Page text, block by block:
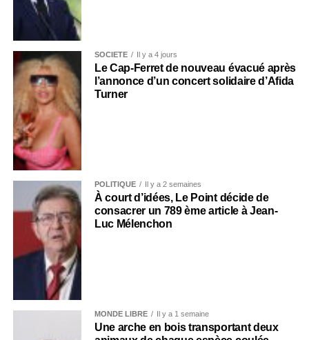
SOCIÉTÉ Il y a 4 jours
Le Cap-Ferret de nouveau évacué après
l’annonce d’un concert solidaire d’Afida
Turner
POLITIQUE Il y a 2 semaines
À court d’idées, Le Point décide de
consacrer un 789 ème article à Jean-
Luc Mélenchon
MONDE LIBRE Il y a 1 semaine
Une arche en bois transportant deux